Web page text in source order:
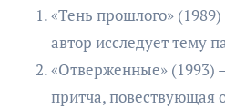
«Тень прошлого»
автор исследует тему
«Отверженные» (1993)
притча, повествующая